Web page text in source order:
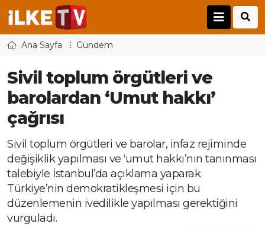
Ana Sayfa Gündem
Sivil toplum örgütleri ve
barolardan ‘Umut hakkı’
çağrısı
Sivil toplum örgütleri ve barolar, infaz rejiminde
değişiklik yapılması ve ‘umut hakkı’nın tanınması
talebiyle İstanbul’da açıklama yaparak
Türkiye’nin demokratikleşmesi için bu
düzenlemenin ivedilikle yapılması gerektiğini
vurguladı.